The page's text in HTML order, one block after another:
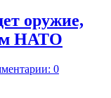
оружие,
НАТО
0